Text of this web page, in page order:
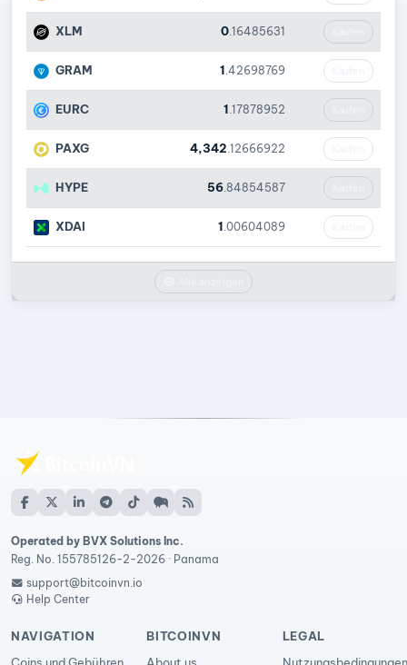
XLM 0 .16485631
GRAM 1 .42698769
EURC 1 .17878952
PAXG 4,342 .12666922
HYPE 56 .84854587
XDAI 1 .00604089
Operated by BVX Solutions Inc.
Reg. No. 155785126-2-2026 · Panama
support@bitcoinvn.io
Help Center
NAVIGATION
BITCOINVN
LEGAL